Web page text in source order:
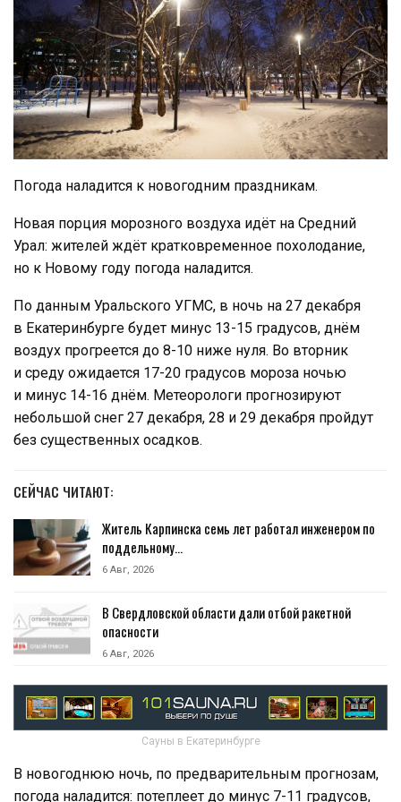
Погода наладится к новогодним праздникам.
Новая порция морозного воздуха идёт на Средний
Урал: жителей ждёт кратковременное похолодание,
но к Новому году погода наладится.
По данным Уральского УГМС, в ночь на 27 декабря
в Екатеринбурге будет минус 13-15 градусов, днём
воздух прогреется до 8-10 ниже нуля. Во вторник
и среду ожидается 17-20 градусов мороза ночью
и минус 14-16 днём. Метеорологи прогнозируют
небольшой снег 27 декабря, 28 и 29 декабря пройдут
без существенных осадков.
СЕЙЧАС ЧИТАЮТ:
Житель Карпинска семь лет работал инженером по
поддельному…
6 Авг, 2026
В Свердловской области дали отбой ракетной
опасности
6 Авг, 2026
Сауны в Екатеринбурге
В новогоднюю ночь, по предварительным прогнозам,
погода наладится: потеплеет до минус 7-11 градусов,